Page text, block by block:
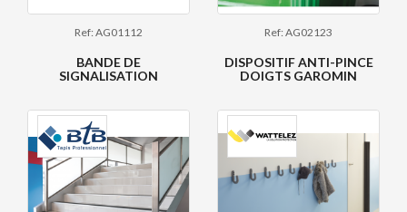
Ref: AG01112
BANDE DE
SIGNALISATION
Ref: AG02123
DISPOSITIF ANTI-PINCE
DOIGTS GAROMIN